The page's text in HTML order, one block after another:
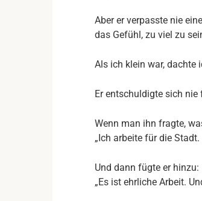
Aber er verpasste nie
das Gefühl, zu viel zu
Als ich klein war, dachte
Er entschuldigte sich
Wenn man ihn fragte,
„Ich arbeite für die
Und dann fügte er hinzu:
„Es ist ehrliche Arbeit.